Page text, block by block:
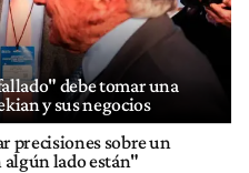
debe tomar una
y sus negocios
precisiones sobre un
algún lado están"